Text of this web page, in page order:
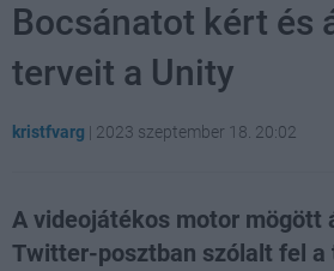
Bocsánatot kért és
terveit a Unity
kristfvarg | 2023 szeptember 18. 20:02
A videojátékos motor mögött
Twitter-posztban szólalt fel